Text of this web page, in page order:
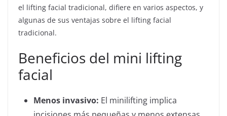
el lifting facial tradicional, difiere en varios aspectos, y
algunas de sus ventajas sobre el lifting facial
tradicional.
Beneficios del mini lifting
facial
Menos invasivo: El minilifting implica